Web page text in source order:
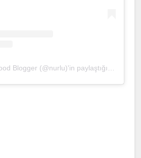
Mother & Wife & Food Blogger (@nurlu)'in paylaştığı bir gönderi